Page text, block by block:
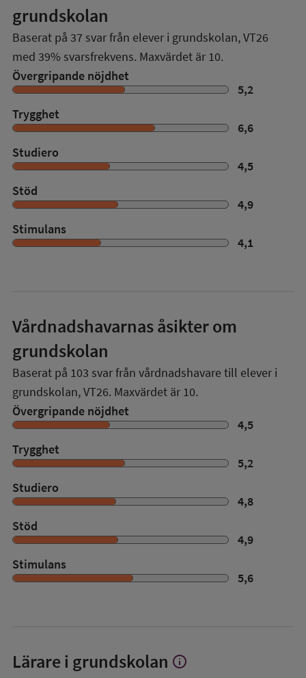
grundskolan
Baserat på 37 svar från elever i grundskolan,VT26
med 39% svarsfrekvens. Maxvärdet är 10.
Övergripande nöjdhet
5,2
Trygghet
6,6
Studiero
4,5
Stöd
4,9
Stimulans
4,1
Vårdnadshavarnas åsikter om
grundskolan
Baserat på 103 svar från vårdnadshavare till elever i
grundskolan,VT26. Maxvärdet är 10.
Övergripande nöjdhet
4,5
Trygghet
5,2
Studiero
4,8
Stöd
4,9
Stimulans
5,6
Lärare i grundskolan Visa
info